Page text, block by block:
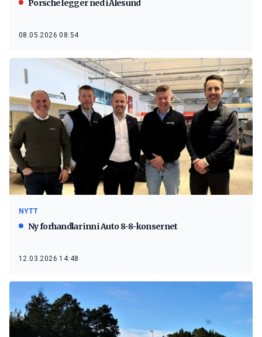
Porsche legger ned i Ålesund
08.05.2026 08:54
NYTT
Ny forhandlar inn i Auto 8-8-konsernet
12.03.2026 14:48